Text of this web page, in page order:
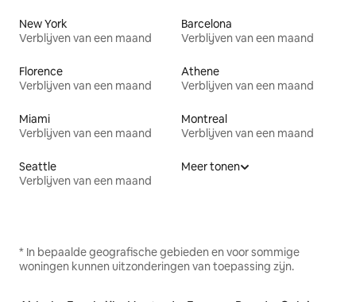
New York
Verblijven van een maand
Barcelona
Verblijven van een maand
Florence
Verblijven van een maand
Athene
Verblijven van een maand
Miami
Verblijven van een maand
Montreal
Verblijven van een maand
Seattle
Verblijven van een maand
Meer tonen
* In bepaalde geografische gebieden en voor sommige
woningen kunnen uitzonderingen van toepassing zijn.